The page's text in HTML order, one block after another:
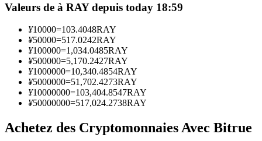
Analyse de mégadonnées, y compris des informations
Valeurs de à RAY depuis today 18:59
¥10000=103.4048RAY
¥50000=517.0242RAY
¥100000=1,034.0485RAY
¥500000=5,170.2427RAY
¥1000000=10,340.4854RAY
¥5000000=51,702.4273RAY
¥10000000=103,404.8547RAY
¥50000000=517,024.2738RAY
Achetez des Cryptomonnaies Avec Bitrue